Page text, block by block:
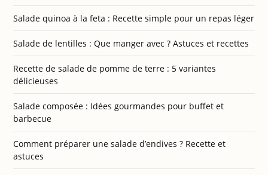
Salade quinoa à la feta : Recette simple pour un repas léger
Salade de lentilles : Que manger avec ? Astuces et recettes
Recette de salade de pomme de terre : 5 variantes
délicieuses
Salade composée : Idées gourmandes pour buffet et
barbecue
Comment préparer une salade d’endives ? Recette et
astuces